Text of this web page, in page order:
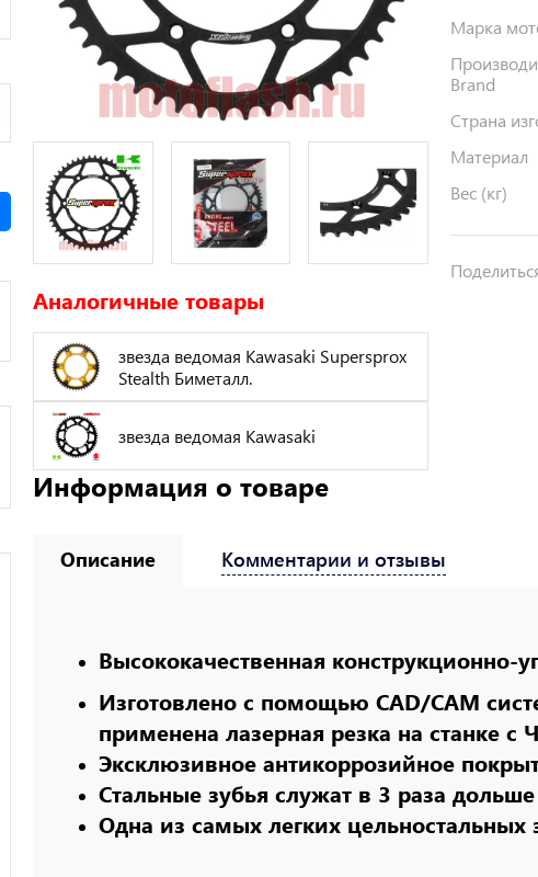
Аналогичные товары
звезда ведомая Kawasaki Supersprox
Stealth Биметалл.
звезда ведомая Kawasaki
Марка
Brand
Страна
Материал
Вес (кг)
Информация о товаре
Описание
Высококачественная конструкционно-
Изготовлено с помощью CAD/CAM
применена лазерная резка на станке с
Эксклюзивное антикоррозийное
Стальные зубья служат в 3 раза
Одна из самых легких цельностальных
Комментарии и отзывы